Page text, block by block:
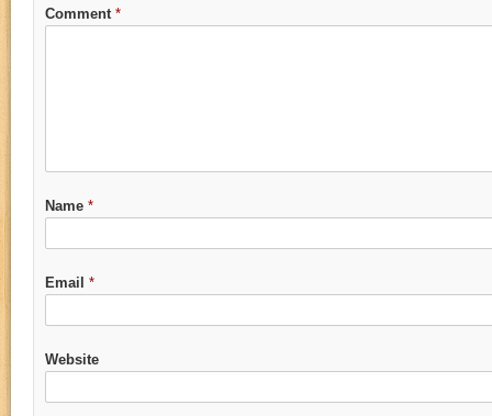
Comment *
Name *
Email *
Website